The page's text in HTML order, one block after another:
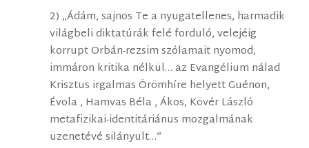
2) „Ádám, sajnos Te a nyugatellenes, harmadik
világbeli diktatúrák felé forduló, velejéig
korrupt Orbán-rezsim szólamait nyomod,
immáron kritika nélkül… az Evangélium nálad
Krisztus irgalmas Örömhíre helyett Guénon,
Évola , Hamvas Béla , Ákos, Kövér László
metafizikai-identitáriánus mozgalmának
üzenetévé silányult…”